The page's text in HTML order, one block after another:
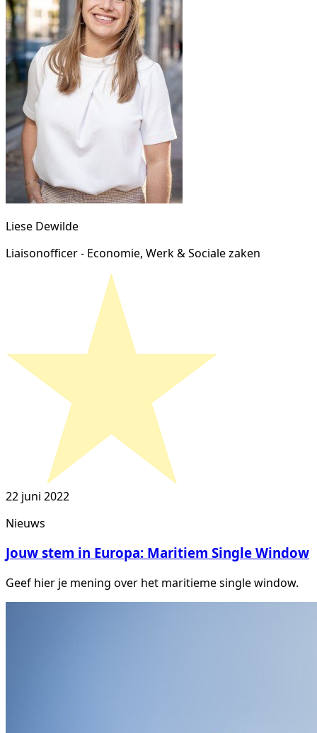
Liese Dewilde
Liaisonofficer - Economie, Werk & Sociale zaken
22 juni 2022
Nieuws
Jouw stem in Europa: Maritiem Single Window
Geef hier je mening over het maritieme single window.